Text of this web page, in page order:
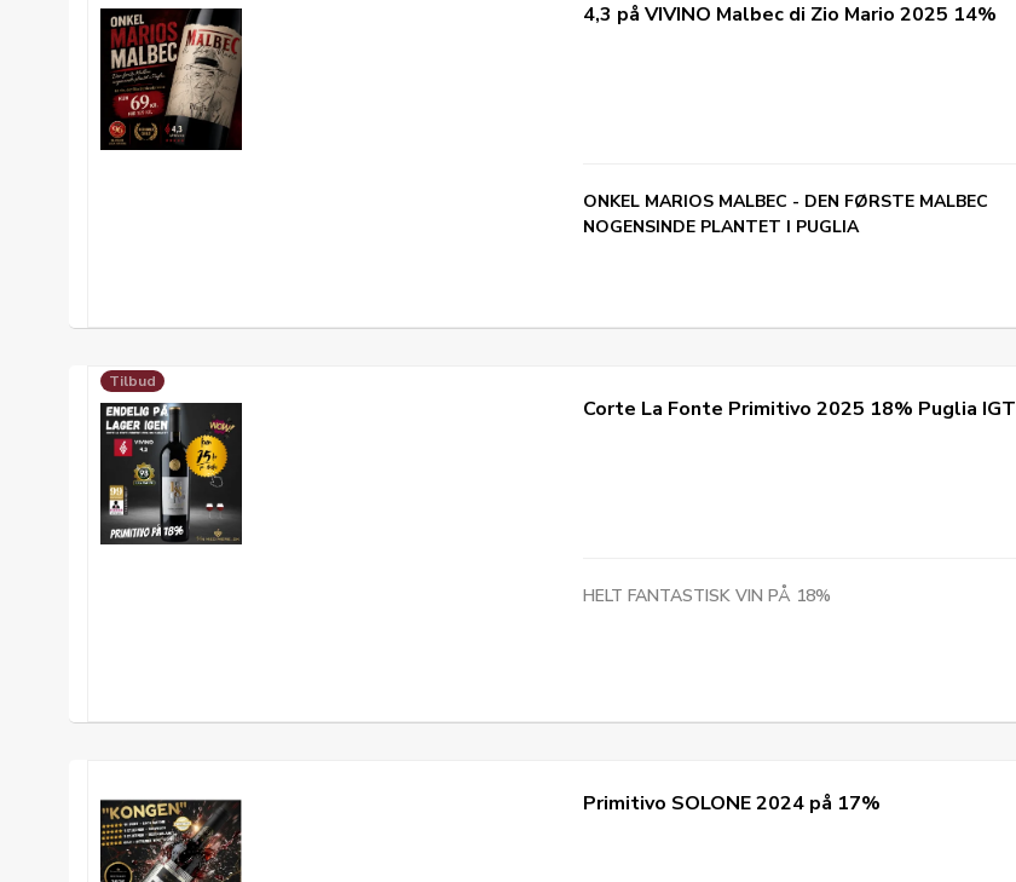
4,3 på VIVINO Malbec di Zio Mario 2025 14%
ONKEL MARIOS MALBEC - DEN FØRSTE MALBEC
NOGENSINDE PLANTET I PUGLIA
Tilbud
Corte La Fonte Primitivo 2025 18% Puglia IGT
HELT FANTASTISK VIN PÅ 18%
Primitivo SOLONE 2024 på 17%